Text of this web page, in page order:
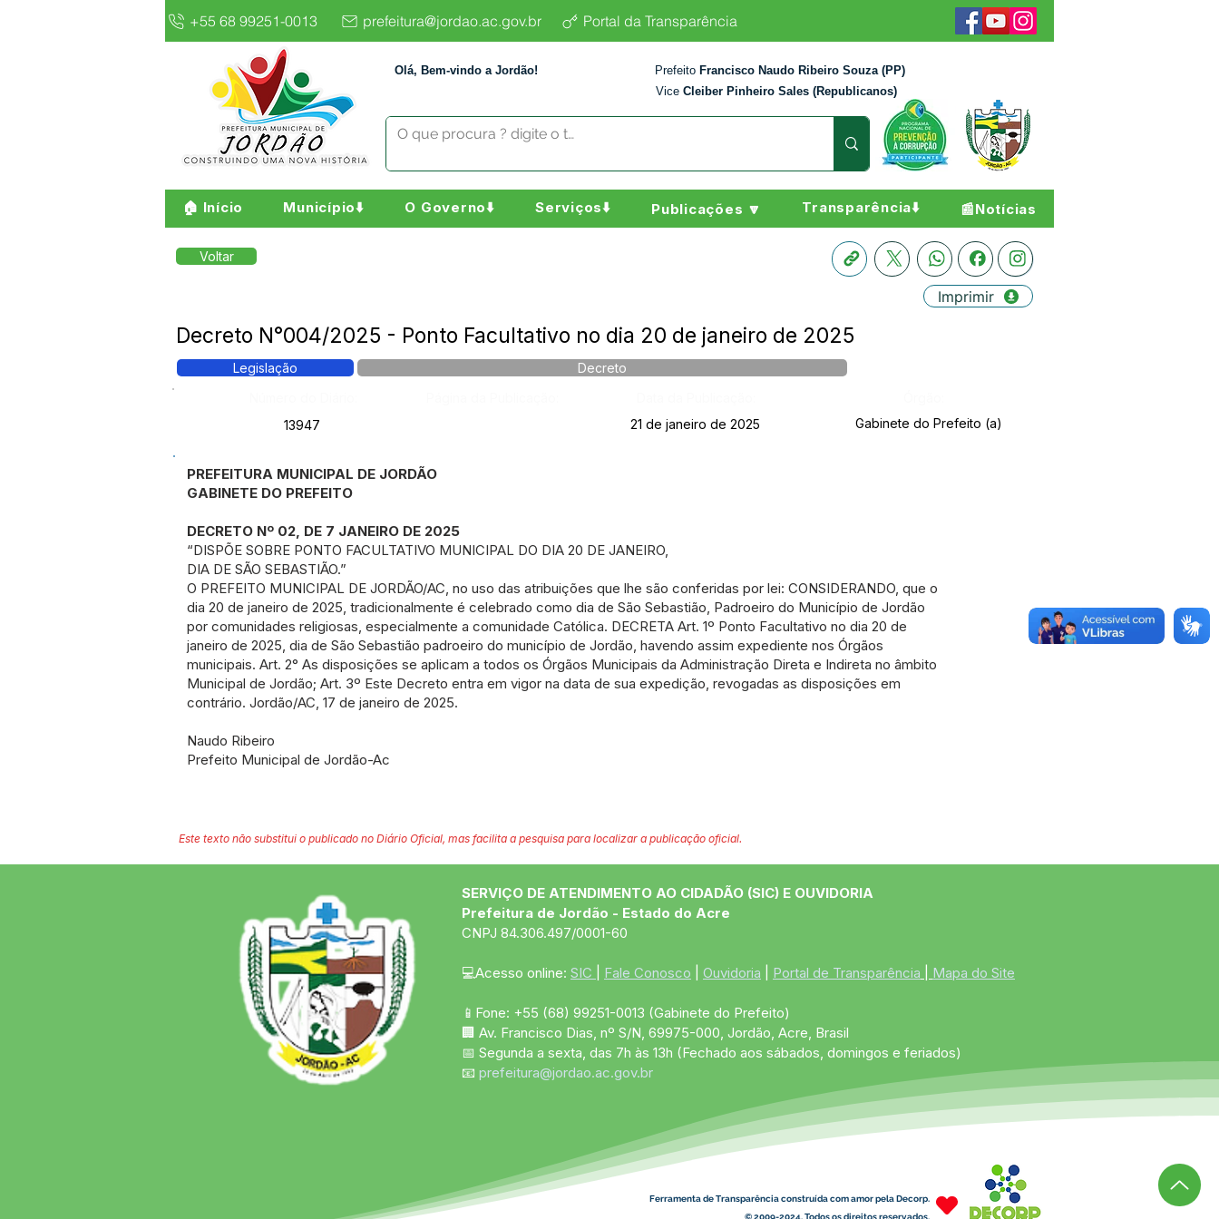
+55 68 99251-0013 prefeitura@jordao.ac.gov.br Portal da Transparência
Olá, Bem-vindo a Jordão! Prefeito Francisco Naudo Ribeiro Souza (PP)
Vice Cleiber Pinheiro Sales (Republicanos)
🏠 Início Município⬇️ O Governo⬇️ Serviços⬇️ Publicações 🔽 Transparência⬇️ 📰Notícias
Voltar
Imprimir
Decreto N°004/2025 - Ponto Facultativo no dia 20 de janeiro de 2025
Legislação
Decreto
13947
21 de janeiro de 2025 Gabinete do Prefeito (a)
PREFEITURA MUNICIPAL DE JORDÃO
GABINETE DO PREFEITO
DECRETO Nº 02, DE 7 JANEIRO DE 2025
“DISPÕE SOBRE PONTO FACULTATIVO MUNICIPAL DO DIA 20 DE JANEIRO,
DIA DE SÃO SEBASTIÃO.”
O PREFEITO MUNICIPAL DE JORDÃO/AC, no uso das atribuições que lhe são conferidas por lei: CONSIDERANDO, que o
dia 20 de janeiro de 2025, tradicionalmente é celebrado como dia de São Sebastião, Padroeiro do Município de Jordão
por comunidades religiosas, especialmente a comunidade Católica. DECRETA Art. 1º Ponto Facultativo no dia 20 de
janeiro de 2025, dia de São Sebastião padroeiro do município de Jordão, havendo assim expediente nos Órgãos
municipais. Art. 2° As disposições se aplicam a todos os Órgãos Municipais da Administração Direta e Indireta no âmbito
Municipal de Jordão; Art. 3º Este Decreto entra em vigor na data de sua expedição, revogadas as disposições em
contrário. Jordão/AC, 17 de janeiro de 2025.
Naudo Ribeiro
Prefeito Municipal de Jordão-Ac
Este texto não substitui o publicado no Diário Oficial, mas facilita a pesquisa para localizar a publicação oficial.
SERVIÇO DE ATENDIMENTO AO CIDADÃO (SIC) E OUVIDORIA
Prefeitura de Jordão - Estado do Acre
CNPJ 84.306.497/0001-60
💻Acesso online: SIC Fale Conosco Ouvidoria Portal de Transparência Mapa do Site
📱Fone: +55 (68) 99251-0013 (Gabinete do Prefeito)
🏢 Av. Francisco Dias, nº S/N, 69975-000, Jordão, Acre, Brasil
📅 Segunda a sexta, das 7h às 13h (Fechado aos sábados, domingos e feriados)
📧 prefeitura@jordao.ac.gov.br
Ferramenta de Transparência construída com amor pela Decorp.
© 2009-2024. Todos os direitos reservados.